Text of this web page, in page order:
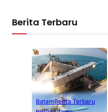
Berita Terbaru
BatamBerita Terbaru